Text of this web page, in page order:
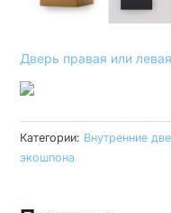
Дверь правая или
Категории: Внутренние
экошпона